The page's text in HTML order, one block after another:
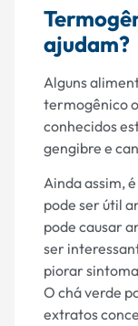
ajudam?
Alguns
termogênico
conhecidos
gengibre e
Ainda assim,
pode ser útil
pode causar
ser
piorar
O chá verde
extratos